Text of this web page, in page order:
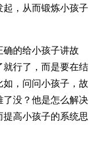
，从而锻炼小孩子
的给小孩子讲故
行了，而是要在结
，问问小孩子，故
没？他是怎么解决
高小孩子的系统思